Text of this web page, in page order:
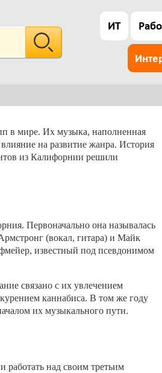
ИТ
в мире. Их музыка, наполненная
на развитие жанра. История
из Калифорнии решили
Первоначально она называлась
(вокал, гитара) и Майк
известный под псевдонимом
связано с их увлечением
каннабиса. В том же году
их музыкального пути.
работать над своим третьим